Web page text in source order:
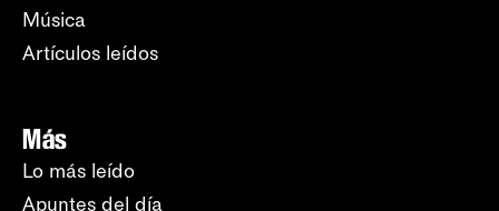
Música
Artículos leídos
Más
Lo más leído
Apuntes del día